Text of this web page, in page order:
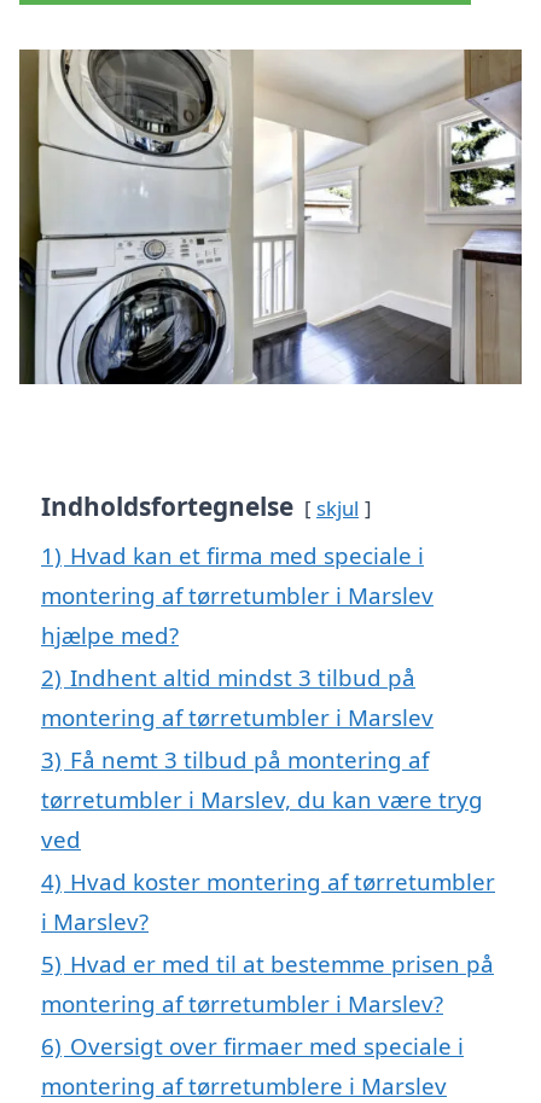
Indholdsfortegnelse skjul
1) Hvad kan et firma med speciale i
montering af tørretumbler i Marslev
hjælpe med?
2) Indhent altid mindst 3 tilbud på
montering af tørretumbler i Marslev
3) Få nemt 3 tilbud på montering af
tørretumbler i Marslev, du kan være tryg
ved
4) Hvad koster montering af tørretumbler
i Marslev?
5) Hvad er med til at bestemme prisen på
montering af tørretumbler i Marslev?
6) Oversigt over firmaer med speciale i
montering af tørretumblere i Marslev